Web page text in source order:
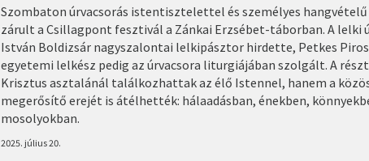
Szombaton úrvacsorás istentisztelettel és személyes
zárult a Csillagpont fesztivál a Zánkai Erzsébet-táborban. A lelki
István Boldizsár nagyszalontai lelkipásztor hirdette, Petkes
egyetemi lelkész pedig az úrvacsora liturgiájában szolgált. A
Krisztus asztalánál találkozhattak az élő Istennel, hanem a
megerősítő erejét is átélhették: hálaadásban, énekben,
mosolyokban.
2025. július 20.